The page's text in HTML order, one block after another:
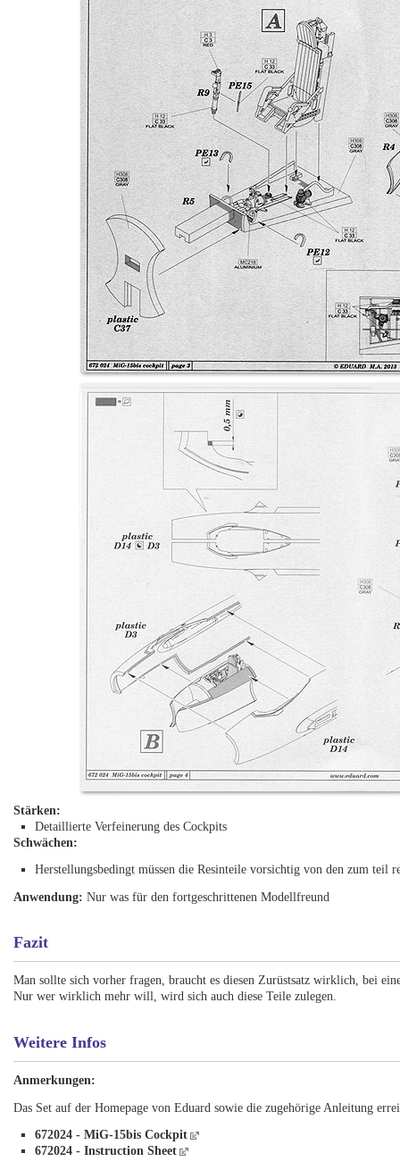
Stärken:
Detaillierte Verfeinerung des Cockpits
Schwächen:
Herstellungsbedingt müssen die Resinteile vorsichtig von den zum teil
Anwendung:Nur was für den fortgeschrittenen Modellfreund
Fazit
Man sollte sich vorher fragen, braucht es diesen Zurüstsatz wirklich, bei
Nur wer wirklich mehr will, wird sich auch diese Teile zulegen.
Weitere Infos
Anmerkungen:
Das Set auf der Homepage von Eduard sowie die zugehörige Anleitung
672024 - MiG-15bis Cockpit
672024 - Instruction Sheet